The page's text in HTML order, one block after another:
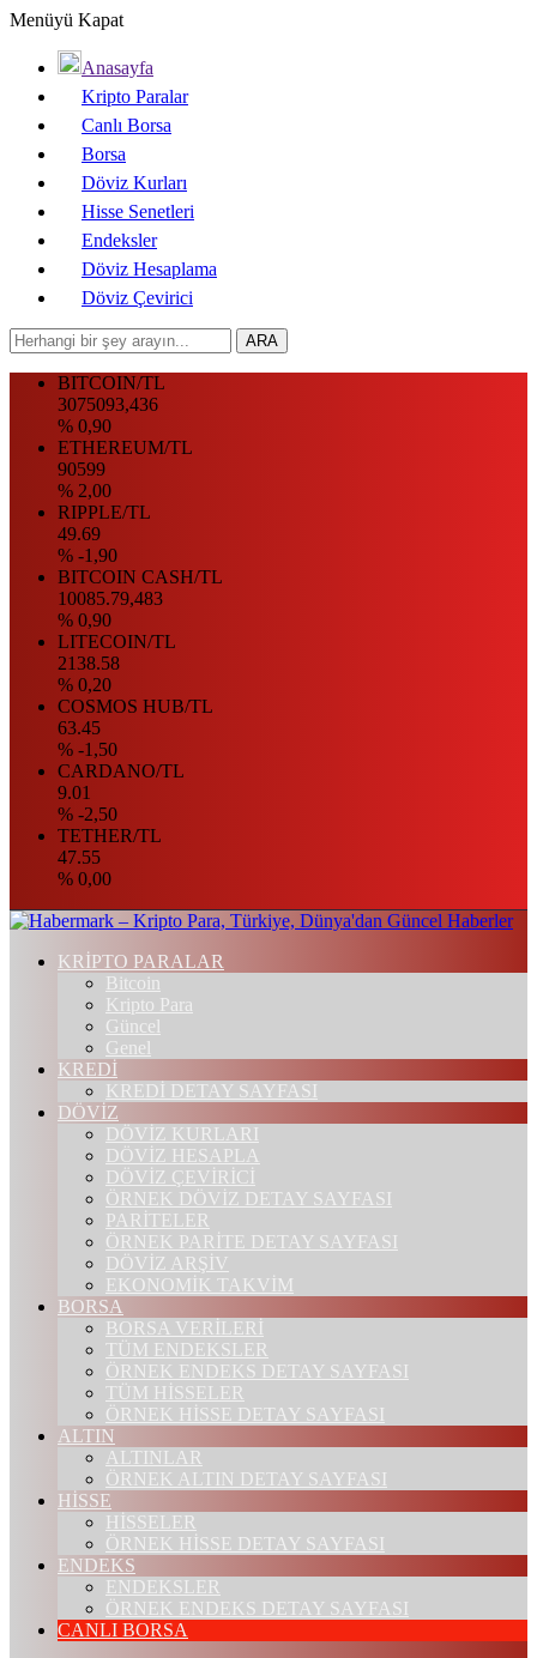
Menüyü Kapat
Anasayfa
Kripto Paralar
Canlı Borsa
Borsa
Döviz Kurları
Hisse Senetleri
Endeksler
Döviz Hesaplama
Döviz Çevirici
BITCOIN/TL
3075093,436
% 0,90
ETHEREUM/TL
90599
% 2,00
RIPPLE/TL
49.69
% -1,90
BITCOIN CASH/TL
10085.79,483
% 0,90
LITECOIN/TL
2138.58
% 0,20
COSMOS HUB/TL
63.45
% -1,50
CARDANO/TL
9.01
% -2,50
TETHER/TL
47.55
% 0,00
KRİPTO PARALAR
Bitcoin
Kripto Para
Güncel
Genel
KREDİ
KREDİ DETAY SAYFASI
DÖVİZ
DÖVİZ KURLARI
DÖVİZ HESAPLA
DÖVİZ ÇEVİRİCİ
ÖRNEK DÖVİZ DETAY SAYFASI
PARİTELER
ÖRNEK PARİTE DETAY SAYFASI
DÖVİZ ARŞİV
EKONOMİK TAKVİM
BORSA
BORSA VERİLERİ
TÜM ENDEKSLER
ÖRNEK ENDEKS DETAY SAYFASI
TÜM HİSSELER
ÖRNEK HİSSE DETAY SAYFASI
ALTIN
ALTINLAR
ÖRNEK ALTIN DETAY SAYFASI
HİSSE
HİSSELER
ÖRNEK HİSSE DETAY SAYFASI
ENDEKS
ENDEKSLER
ÖRNEK ENDEKS DETAY SAYFASI
CANLI BORSA